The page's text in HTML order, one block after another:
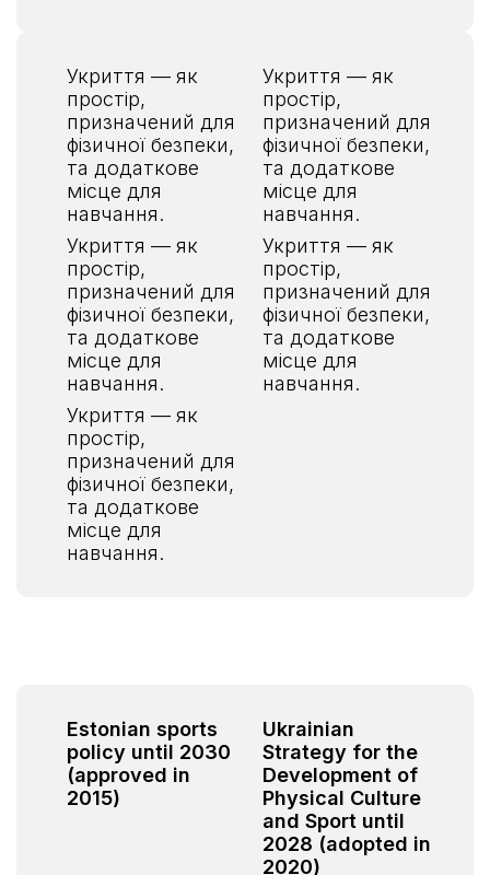
Укриття — як
простір,
призначений для
фізичної безпеки,
та додаткове
місце для
навчання.
Укриття — як
простір,
призначений для
фізичної безпеки,
та додаткове
місце для
навчання.
Укриття — як
простір,
призначений для
фізичної безпеки,
та додаткове
місце для
навчання.
Укриття — як
простір,
призначений для
фізичної безпеки,
та додаткове
місце для
навчання.
Укриття — як
простір,
призначений для
фізичної безпеки,
та додаткове
місце для
навчання.
Estonian sports
policy until 2030
(approved in
2015)
Ukrainian
Strategy for the
Development of
Physical Culture
and Sport until
2028 (adopted in
2020)